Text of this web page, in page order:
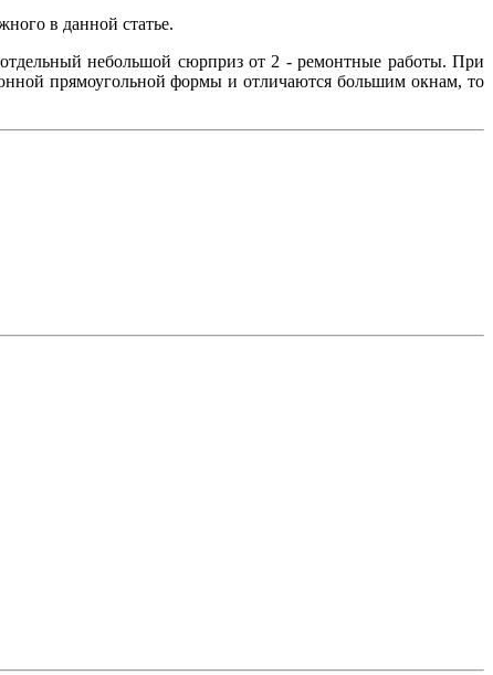
в данной статье.
небольшой сюрприз от 2 - ремонтные работы. При
прямоугольной формы и отличаются большим окнам, то